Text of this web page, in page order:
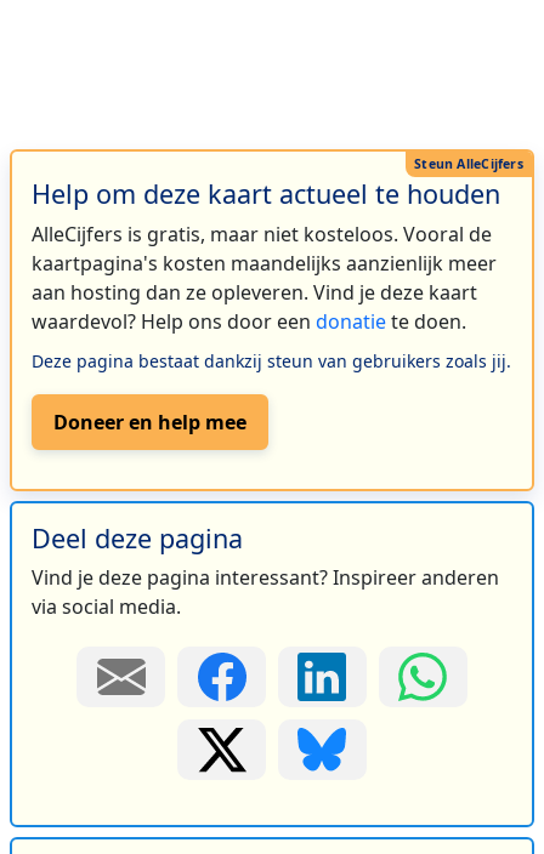
Help om deze kaart actueel te houden
AlleCijfers is gratis, maar niet kosteloos. Vooral de
kaartpagina's kosten maandelijks aanzienlijk meer
aan hosting dan ze opleveren. Vind je deze kaart
waardevol? Help ons door een donatiete doen.
Deze pagina bestaat dankzij steun van gebruikers zoals jij.
Doneer en help mee
Deel deze pagina
Vind je deze pagina interessant? Inspireer anderen
via social media.